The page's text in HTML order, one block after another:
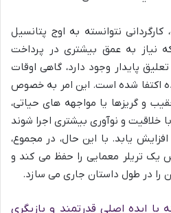
نتوانسته به اوج پتانسیل
نیاز به عمق بیشتری در پرداخت
پایدار وجود دارد، گاهی اوقات
اکتفا شده است. این امر به خصوص
و گریزها یا مواجهه های حیاتی،
خلاقیت و نوآوری بیشتری اجرا شوند
یابد. با این حال، در مجموع،
تریلر معمایی را حفظ می کند و
را در طول داستان جاری می سازد.
با ایده اصلی قدرتمند و بازیگری